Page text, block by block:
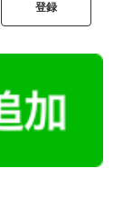
登録